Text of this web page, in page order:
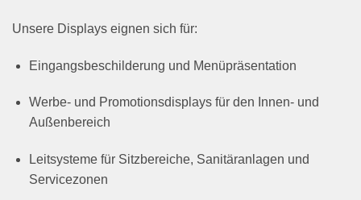
Unsere Displays eignen sich für:
Eingangsbeschilderung und Menüpräsentation
Werbe- und Promotionsdisplays für den Innen- und
Außenbereich
Leitsysteme für Sitzbereiche, Sanitäranlagen und
Servicezonen